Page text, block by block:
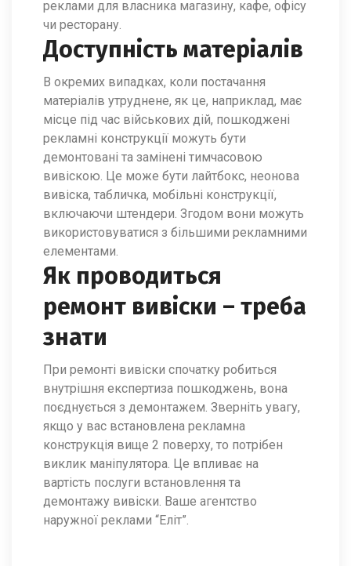
реклами для власника магазину, кафе, офісу
чи ресторану.
Доступність матеріалів
В окремих випадках, коли постачання
матеріалів утруднене, як це, наприклад, має
місце під час військових дій, пошкоджені
рекламні конструкції можуть бути
демонтовані та замінені тимчасовою
вивіскою. Це може бути лайтбокс, неонова
вивіска, табличка, мобільні конструкції,
включаючи штендери. Згодом вони можуть
використовуватися з більшими рекламними
елементами.
Як проводиться
ремонт вивіски – треба
знати
При ремонті вивіски спочатку робиться
внутрішня експертиза пошкоджень, вона
поєднується з демонтажем. Зверніть увагу,
якщо у вас встановлена ​​рекламна
конструкція вище 2 поверху, то потрібен
виклик маніпулятора. Це впливає на
вартість послуги встановлення та
демонтажу вивіски. Ваше агентство
наружної реклами “Еліт”.